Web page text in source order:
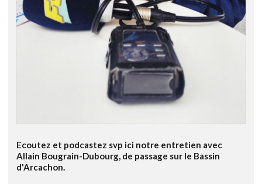
Ecoutez et podcastez svp ici notre entretien avec
Allain Bougrain-Dubourg, de passage sur le Bassin
d'Arcachon.